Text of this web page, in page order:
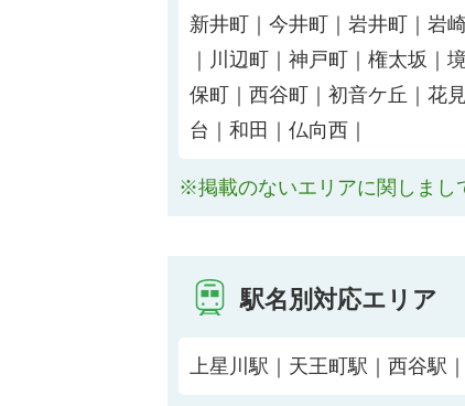
新井町｜今井町｜岩井町｜岩
｜川辺町｜神戸町｜権太坂｜
保町｜西谷町｜初音ケ丘｜花
台｜和田｜仏向西｜
※掲載のないエリアに関しまし
駅名別対応エリア
上星川駅｜天王町駅｜西谷駅